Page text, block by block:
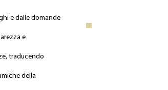
e dalle domande
e
traducendo
della